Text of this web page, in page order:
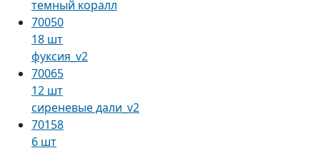
темный коралл
70050
18 шт
фуксия_v2
70065
12 шт
сиреневые дали_v2
70158
6 шт